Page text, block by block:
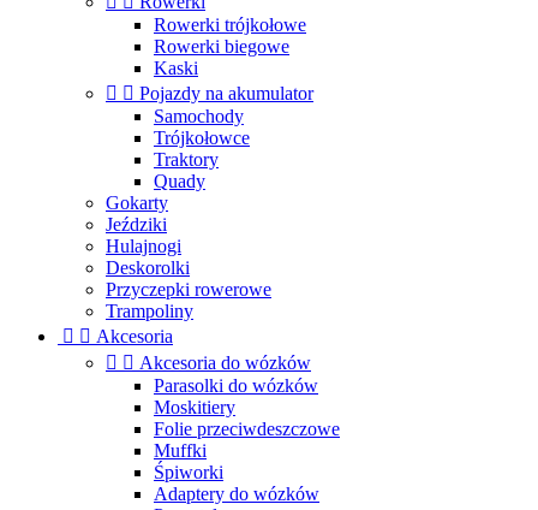
Rowerki trójkołowe
Rowerki biegowe
Kaski
  Pojazdy na akumulator
Samochody
Trójkołowce
Traktory
Quady
Gokarty
Jeździki
Hulajnogi
Deskorolki
Przyczepki rowerowe
Trampoliny
  Akcesoria
  Akcesoria do wózków
Parasolki do wózków
Moskitiery
Folie przeciwdeszczowe
Muffki
Śpiworki
Adaptery do wózków